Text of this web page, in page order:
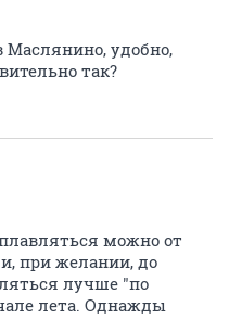
удобно,
так?
можно от
при желании, до
лучше "по
лета. Однажды